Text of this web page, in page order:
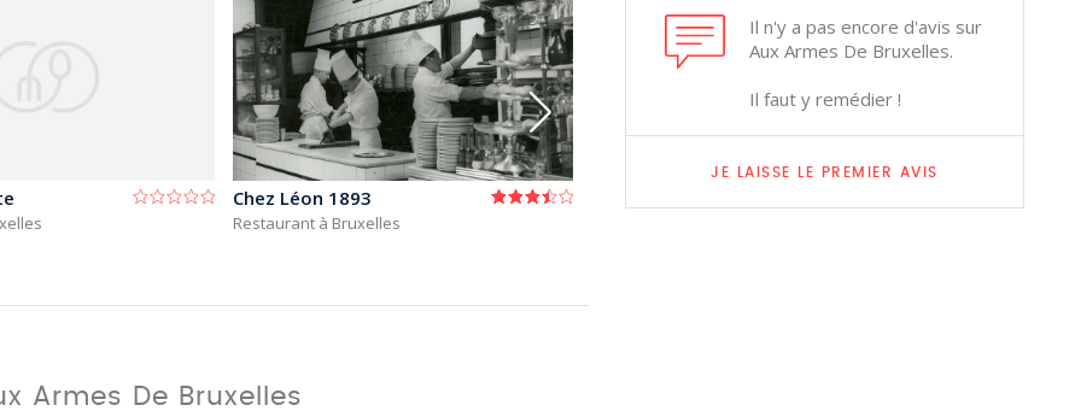
Il n'y a pas encore d'avis sur
Aux Armes De Bruxelles.
Il faut y remédier !
JE LAISSE LE PREMIER AVIS
Chez Léon 1893
Restaurant à Bruxelles
Armes De Bruxelles